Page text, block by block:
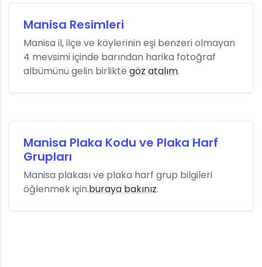
Manisa Resimleri
Manisa il, ilçe ve köylerinin eşi benzeri olmayan
4 mevsimi içinde barından harika fotoğraf
albümünü gelin birlikte göz atalım.
Manisa Plaka Kodu ve Plaka Harf
Grupları
Manisa plakası ve plaka harf grup bilgileri
öğlenmek için.buraya bakınız.